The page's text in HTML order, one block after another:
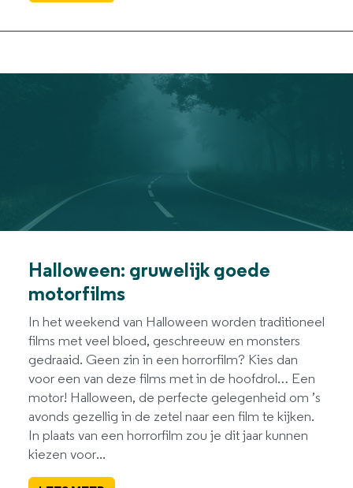
Halloween: gruwelijk goede
motorfilms
In het weekend van Halloween worden traditioneel
films met veel bloed, geschreeuw en monsters
gedraaid. Geen zin in een horrorfilm? Kies dan
voor een van deze films met in de hoofdrol… Een
motor! Halloween, de perfecte gelegenheid om ’s
avonds gezellig in de zetel naar een film te kijken.
In plaats van een horrorfilm zou je dit jaar kunnen
kiezen voor...